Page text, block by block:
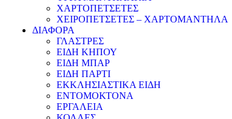
ΧΑΡΤΟΠΕΤΣΕΤΕΣ
ΧΕΙΡΟΠΕΤΣΕΤΕΣ – ΧΑΡΤΟΜΑΝΤΗΛΑ
ΔΙΑΦΟΡΑ
ΓΛΑΣΤΡΕΣ
ΕΙΔΗ ΚΗΠΟΥ
ΕΙΔΗ ΜΠΑΡ
ΕΙΔΗ ΠΑΡΤΙ
ΕΚΚΛΗΣΙΑΣΤΙΚΑ ΕΙΔΗ
ΕΝΤΟΜΟΚΤΟΝΑ
ΕΡΓΑΛΕΙΑ